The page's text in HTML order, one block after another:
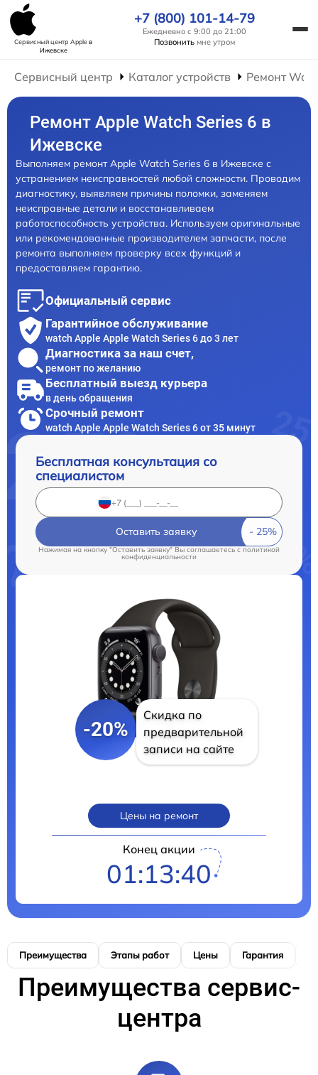
Сервисный центр Appleв
Ижевске
+7 (800) 101-14-79
Ежедневно с 9:00 до 21:00
Позвонить мне утром
Сервисный центр Каталог устройств Ремонт
Ремонт Apple Watch Series 6 в
Ижевске
Выполняем ремонт Apple Watch Series 6 в Ижевске с
устранением неисправностей любой сложности. Проводим
диагностику, выявляем причины поломки, заменяем
неисправные детали и восстанавливаем
работоспособность устройства. Используем оригинальные
или рекомендованные производителем запчасти, после
ремонта выполняем проверку всех функций и
предоставляем гарантию.
Официальный сервис
Гарантийное обслуживание
watch Apple Apple Watch Series 6 до 3 лет
Диагностика за наш счет,
ремонт по желанию
Бесплатный выезд курьера
в день обращения
Срочный ремонт
watch Apple Apple Watch Series 6 от 35 минут
Бесплатная консультация со
специалистом
Оставить заявку
Нажимая на кнопку "Оставить заявку" Вы соглашаетесь cполитикой
конфиденциальности
-20%
Скидка по
предварительной
записи на сайте
Цены на ремонт
Конец акции
01:13:40
Преимущества Этапы работ Цены Гарантия
Преимущества сервис-
центра